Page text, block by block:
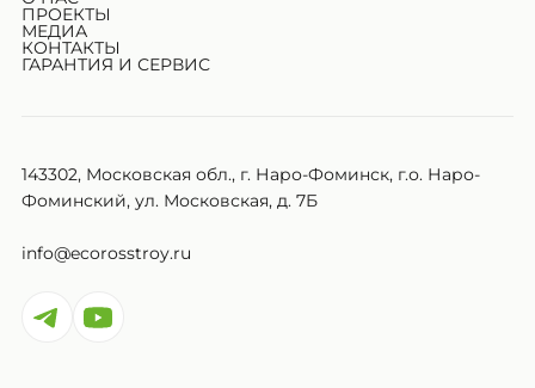
ПРОЕКТЫ
МЕДИА
КОНТАКТЫ
ГАРАНТИЯ И СЕРВИС
143302, Московская обл., г. Наро-Фоминск, г.о. Наро-
Фоминский, ул. Московская, д. 7Б
info@ecorosstroy.ru